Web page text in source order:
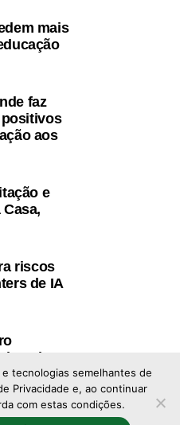
mais
faz
positivos
aos
e
riscos
de IA
tecnologias semelhantes de
Privacidade e, ao continuar
com estas condições.